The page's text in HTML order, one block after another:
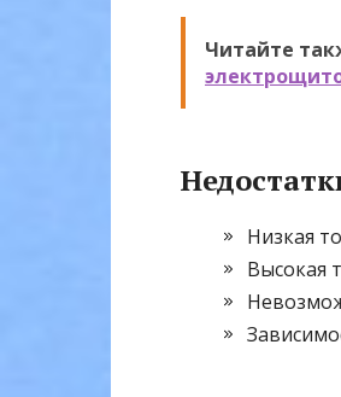
Читайте
Низкая
Высокая